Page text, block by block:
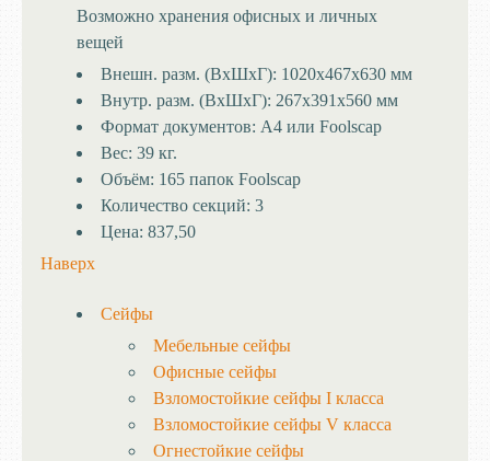
Возможно хранения офисных и личных
вещей
Внешн. разм. (ВхШхГ): 1020x467x630 мм
Внутр. разм. (ВхШхГ): 267x391x560 мм
Формат документов: А4 или Foolscap
Вес: 39 кг.
Объём: 165 папок Foolscap
Количество секций: 3
Цена: 837,50
Наверх
Сейфы
Мебельные сейфы
Офисные сейфы
Взломостойкие сейфы I класса
Взломостойкие сейфы V класса
Огнестойкие сейфы